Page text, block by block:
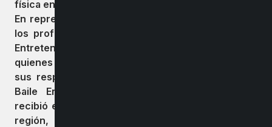
física en las comunas.
En representación de Bulnes, fueron distinguidos
los profesores Pablo Ramírez, del taller de Baile
Entretenido, y Javiera Llanos, del taller de Vóleibol,
quienes obtuvieron las más altas evaluaciones en
sus respectivas disciplinas. Además, el taller de
Baile Entretenido, dirigido por Pablo Ramírez,
recibió el reconocimiento como mejor taller de la
región, al alcanzar la mayor asistencia a nivel